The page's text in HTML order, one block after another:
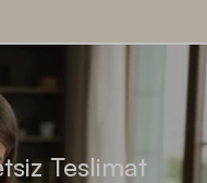
Teslimat